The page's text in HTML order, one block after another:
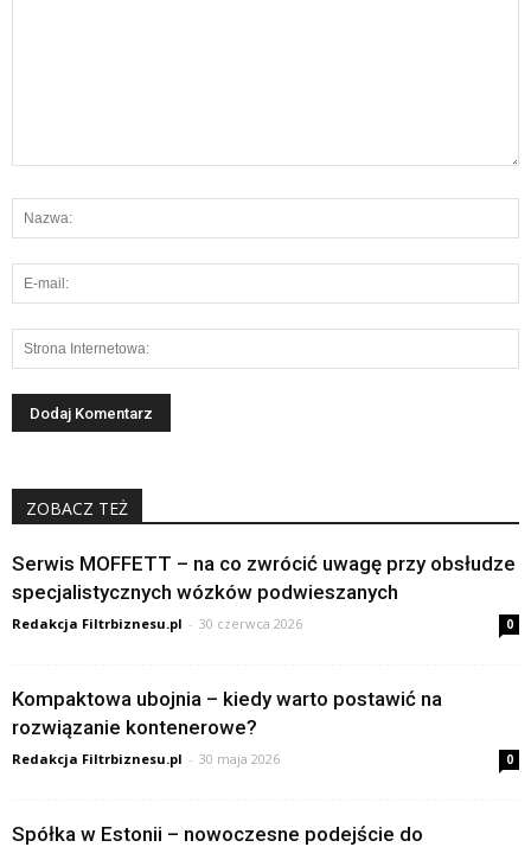
ZOBACZ TEŻ
Serwis MOFFETT – na co zwrócić uwagę przy obsłudze
specjalistycznych wózków podwieszanych
Redakcja Filtrbiznesu.pl - 30 czerwca 2026 0
Kompaktowa ubojnia – kiedy warto postawić na
rozwiązanie kontenerowe?
Redakcja Filtrbiznesu.pl - 30 maja 2026 0
Spółka w Estonii – nowoczesne podejście do